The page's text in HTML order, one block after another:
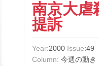
南京大虐
提訴
Year:2000 Issue:49
Column: 今週の動き